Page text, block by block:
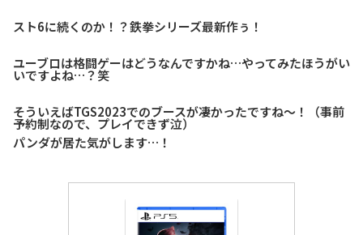
スト6に続くのか！？鉄拳シリーズ最新作ぅ！
ユーブロは格闘ゲーはどうなんですかね…やってみたほうがい
いですよね…？笑
そういえばTGS2023でのブースが凄かったですね～！（事前
予約制なので、プレイできず泣）
パンダが居た気がします…！